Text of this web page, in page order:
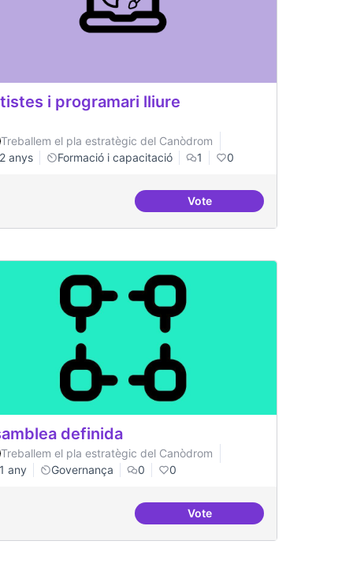
i aterrades
i programari lliure
Treballem el pla estratègic del Canòdrom
2 anys
Formació i capacitació 1 0
VoteArtistes i programari lliure
definida
Treballem el pla estratègic del Canòdrom
1 any
Governança 0 0
VoteAsamblea definida